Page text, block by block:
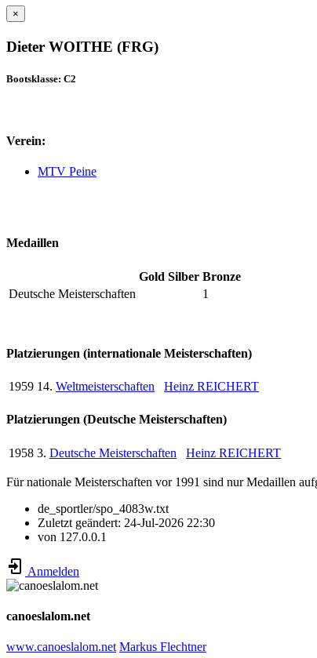
×
Dieter WOITHE (FRG)
Bootsklasse: C2
Verein:
MTV Peine
Medaillen
Gold Silber Bronze
Deutsche Meisterschaften
1
Platzierungen (internationale Meisterschaften)
1959 14. Weltmeisterschaften Heinz REICHERT
Platzierungen (Deutsche Meisterschaften)
1958 3. Deutsche Meisterschaften Heinz REICHERT
Für nationale Meisterschaften vor 1991 sind nur Medaillen
de_sportler/spo_4083w.txt
Zuletzt geändert: 24-Jul-2026 22:30
von 127.0.0.1
Anmelden
canoeslalom.net
www.canoeslalom.net Markus Flechtner